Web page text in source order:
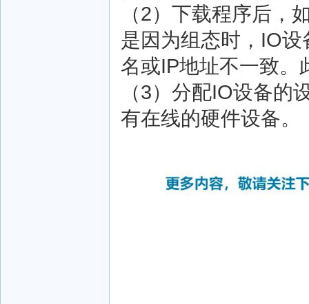
（2）下载程序后，
是因为组态时，IO
名或IP地址不一致。
（3）分配IO设备的
有在线的硬件设备。